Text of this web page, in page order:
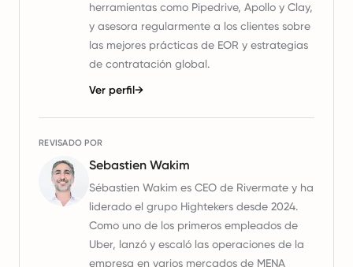
herramientas como Pipedrive, Apollo y Clay,
y asesora regularmente a los clientes sobre
las mejores prácticas de EOR y estrategias
de contratación global.
Ver perfil→
REVISADO POR
Sebastien Wakim
Sébastien Wakim es CEO de Rivermate y ha
liderado el grupo Hightekers desde 2024.
Como uno de los primeros empleados de
Uber, lanzó y escaló las operaciones de la
empresa en varios mercados de MENA